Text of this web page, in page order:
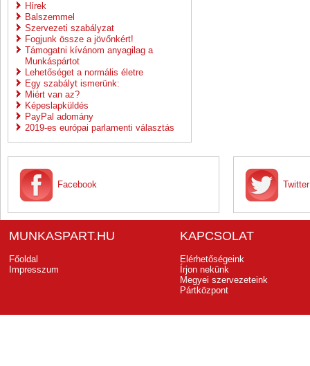
Hírek
Balszemmel
Szervezeti szabályzat
Fogjunk össze a jövőnkért!
Támogatni kívánom anyagilag a
Munkáspártot
Lehetőséget a normális életre
Egy szabályt ismerünk:
Miért van az?
Képeslapküldés
PayPal adomány
2019-es európai parlamenti választás
Facebook Twitter
MUNKASPART.HU
Főoldal
Impresszum
KAPCSOLAT
Elérhetőségeink
Írjon nekünk
Megyei szervezeteink
Pártközpont